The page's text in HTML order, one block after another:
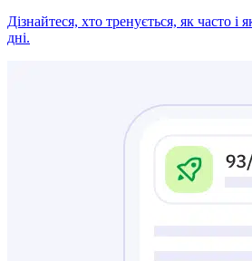
Дізнайтеся, хто тренується, як часто і
дні.